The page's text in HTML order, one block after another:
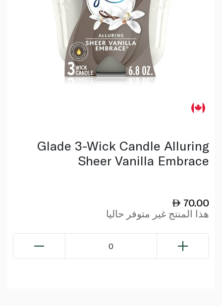
Glade 3-Wick Candle Alluring
Sheer Vanilla Embrace
70.00
هذا المنتج غير متوفر حاليا
0